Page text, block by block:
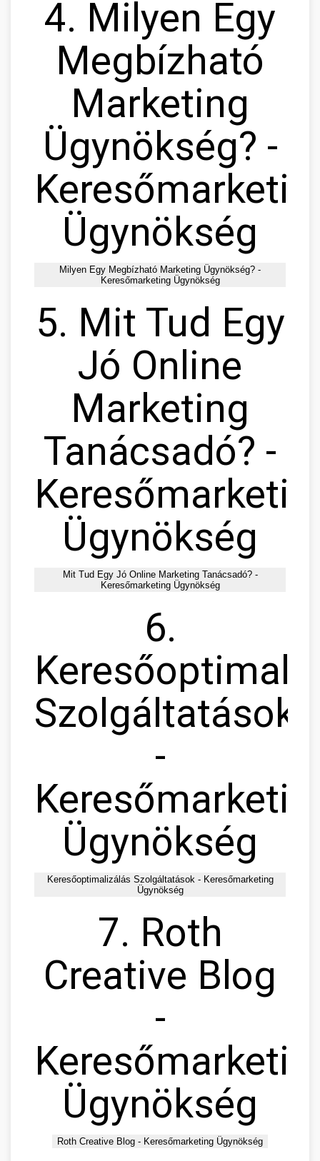
4. Milyen Egy
Megbízható
Marketing
Ügynökség? -
Ügynökség
Milyen Egy Megbízható Marketing Ügynökség? -
Keresőmarketing Ügynökség
5. Mit Tud Egy
Jó Online
Marketing
Tanácsadó? -
Ügynökség
Mit Tud Egy Jó Online Marketing Tanácsadó? -
Keresőmarketing Ügynökség
6.
Szolgáltatások
-
Ügynökség
Keresőoptimalizálás Szolgáltatások - Keresőmarketing
Ügynökség
7. Roth
Creative Blog
-
Ügynökség
Roth Creative Blog - Keresőmarketing Ügynökség